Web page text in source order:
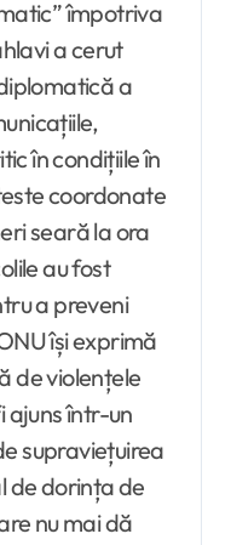
împotriva
a cerut
a
în condițiile în
coordonate
seară la ora
au fost
a preveni
își exprimă
de violențele
ajuns într-un
supraviețuirea
de dorința de
nu mai dă